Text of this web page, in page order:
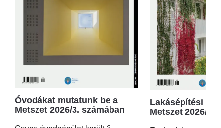
Óvodákat mutatunk be a
Metszet 2026/3. számában
Lakásépítési
Metszet 2026/2.